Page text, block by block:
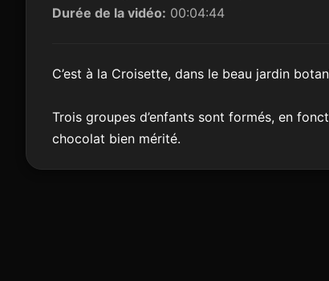
Durée de la vidéo: 00:04:44
C’est à la Croisette, dans le beau jardin
Trois groupes d’enfants sont formés, en
chocolat bien mérité.